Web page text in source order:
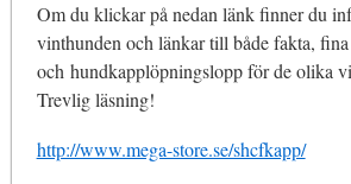
Om du klickar på nedan länk finner du
vinthunden och länkar till både fakta,
och hundkapplöpningslopp för de olika
Trevlig läsning!
http://www.mega-store.se/shcfkapp/